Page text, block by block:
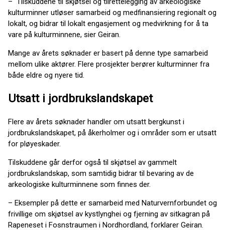
kulturminner utløser samarbeid og medfinansiering regionalt og
lokalt, og bidrar til lokalt engasjement og medvirkning for å ta
vare på kulturminnene, sier Geiran.
Mange av årets søknader er basert på denne type samarbeid
mellom ulike aktører. Flere prosjekter berører kulturminner fra
både eldre og nyere tid.
Utsatt i jordbrukslandskapet
Flere av årets søknader handler om utsatt bergkunst i
jordbrukslandskapet, på åkerholmer og i områder som er utsatt
for pløyeskader.
Tilskuddene går derfor også til skjøtsel av gammelt
jordbrukslandskap, som samtidig bidrar til bevaring av de
arkeologiske kulturminnene som finnes der.
– Eksempler på dette er samarbeid med Naturvernforbundet og
frivillige om skjøtsel av kystlynghei og fjerning av sitkagran på
Rapeneset i Fosnstraumen i Nordhordland, forklarer Geiran.